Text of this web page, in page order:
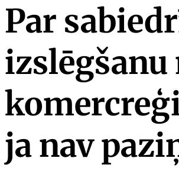
Par
izslēgšanu
ja nav